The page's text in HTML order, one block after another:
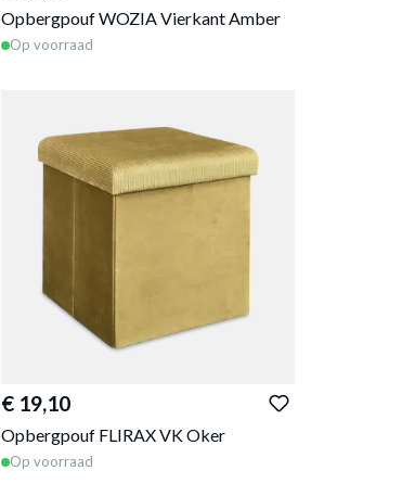
Opbergpouf WOZIA Vierkant Amber
Op voorraad
€ 19,10
Opbergpouf FLIRAX VK Oker
Op voorraad